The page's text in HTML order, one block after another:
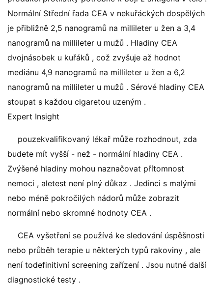
Normální Střední řada CEA v nekuřáckých dospělých
je přibližně 2,5 nanogramů na millileter u žen a 3,4
nanogramů na millileter u mužů . Hladiny CEA
dvojnásobek u kuřáků , což zvyšuje až hodnot
mediánu 4,9 nanogramů na millileter u žen a 6,2
nanogramů na millileter u mužů . Sérové ​​hladiny CEA
stoupat s každou cigaretou uzeným .
Expert Insight
pouzekvalifikovaný lékař může rozhodnout, zda
budete mít vyšší - než - normální hladiny CEA .
Zvýšené hladiny mohou naznačovat přítomnost
nemoci , aletest není plný důkaz . Jedinci s malými
nebo méně pokročilých nádorů může zobrazit
normální nebo skromné ​​hodnoty CEA .
CEA vyšetření se používá ke sledování úspěšnosti
nebo průběh terapie u některých typů rakoviny , ale
není todefinitivní screening zařízení . Jsou nutné další
diagnostické testy .